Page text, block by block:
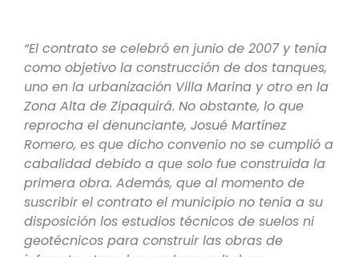
“El contrato se celebró en junio de 2007 y tenía
como objetivo la construcción de dos tanques,
uno en la urbanización Villa Marina y otro en la
Zona Alta de Zipaquirá. No obstante, lo que
reprocha el denunciante, Josué Martínez
Romero, es que dicho convenio no se cumplió a
cabalidad debido a que solo fue construida la
primera obra. Además, que al momento de
suscribir el contrato el municipio no tenía a su
disposición los estudios técnicos de suelos ni
geotécnicos para construir las obras de